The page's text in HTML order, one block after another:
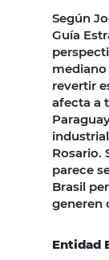
Según
Guía
mediano
revertir
afecta a
Rosario.
parece
Brasil
generen
Entidad